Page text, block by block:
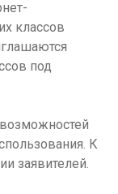
классов
под
К
заявителей.